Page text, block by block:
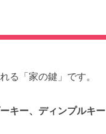
る「家の鍵」です。
キー、ディンプルキー